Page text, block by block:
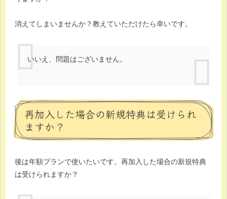
消えてしまいませんか？教えていただけたら幸いです。
いいえ、問題はございません。
再加入した場合の新規特典は受けられ
ますか？
後は年額プランで使いたいです。再加入した場合の新規特典
は受けられますか？